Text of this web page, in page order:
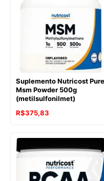
Suplemento Nutricost Pure
Msm Powder 500g
(metilsulfonilmet)
R$375,83